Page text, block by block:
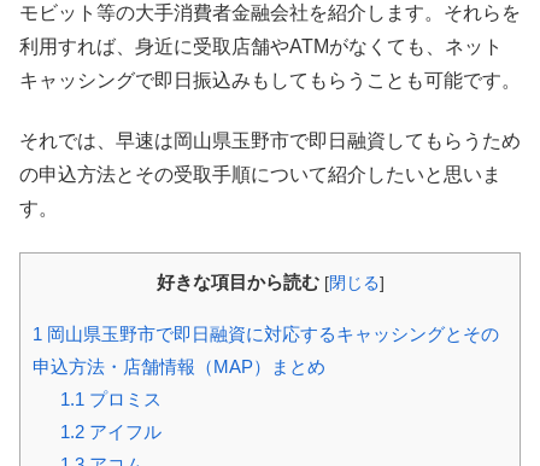
モビット等の大手消費者金融会社を紹介します。それらを
利用すれば、身近に受取店舗やATMがなくても、ネット
キャッシングで即日振込みもしてもらうことも可能です。
それでは、早速は岡山県玉野市で即日融資してもらうため
の申込方法とその受取手順について紹介したいと思いま
す。
好きな項目から読む [閉じる]
1 岡山県玉野市で即日融資に対応するキャッシングとその
申込方法・店舗情報（MAP）まとめ
1.1 プロミス
1.2アイフル